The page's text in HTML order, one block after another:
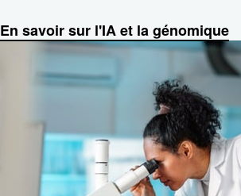
En savoir sur l'IA et la génomique